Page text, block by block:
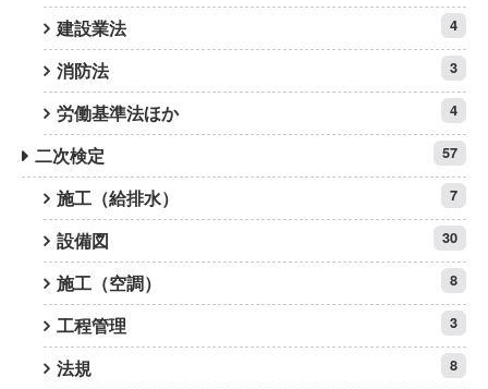
建設業法 4
消防法 3
労働基準法ほか 4
二次検定 57
施工（給排水） 7
設備図 30
施工（空調） 8
工程管理 3
法規 8